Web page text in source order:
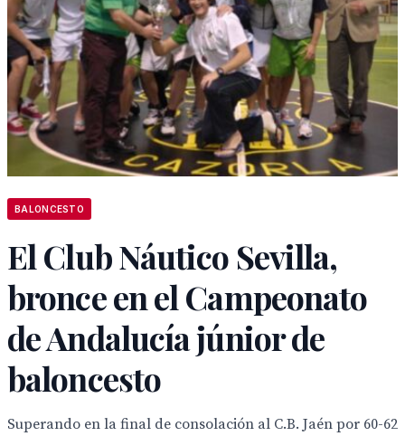
BALONCESTO
El Club Náutico Sevilla,
bronce en el Campeonato
de Andalucía júnior de
baloncesto
Superando en la final de consolación al C.B. Jaén por 60-62